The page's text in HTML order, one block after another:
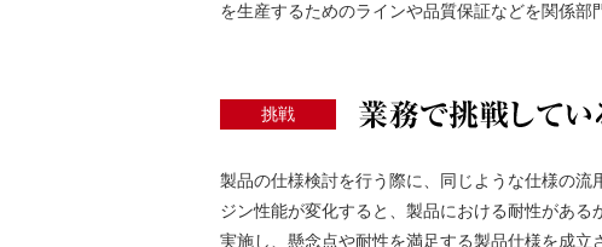
を生産するためのラインや品質保証などを関係部
挑戦
製品の仕様検討を行う際に、同じような仕様の
ジン性能が変化すると、製品における耐性があ
実施し、懸念点や耐性を満足する製品仕様を成